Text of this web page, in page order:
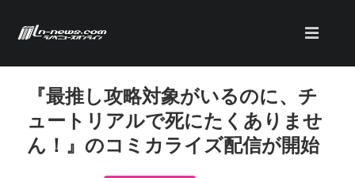
『最推し攻略対象がいるのに、チ
ュートリアルで死にたくありませ
ん！』のコミカライズ配信が開始